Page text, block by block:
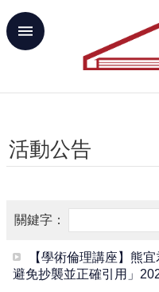
跳到主要內容區塊
進
首
頁
首
頁
網
站
導
活動公告
【學術倫理講座】熊
避免抄襲並正確引用」